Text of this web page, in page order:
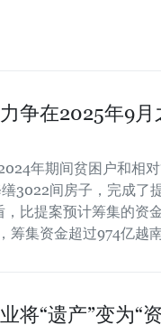
争在2025年9
年期间贫困户和相
3022间房子，完成了
，比提案预计筹集的资
筹集资金超过974亿越南
将“遗产”变为“